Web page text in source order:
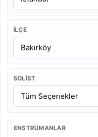
İLÇE
SOLIST
ENSTRÜMANLAR
paketi, solistli
ve ses-ışık dahil
yalnızca
sistemi, sahne
desteğini de
içeriğinin
azaltır.
DJ mi orkestra mı
verilmelidir. Canlı
etkileşim
seçenektir.